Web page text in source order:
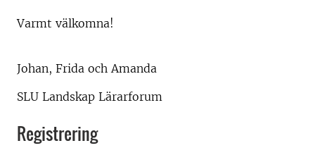
Varmt välkomna!
Johan, Frida och Amanda
SLU Landskap Lärarforum
Registrering